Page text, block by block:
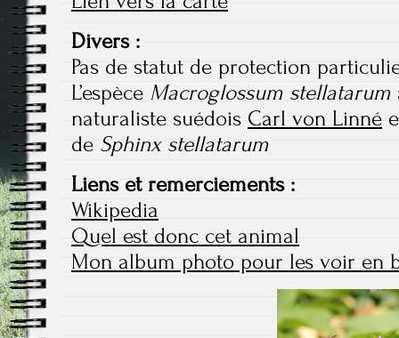
Divers :
Pas de statut de protection
L’espèce Macroglossum stellatarum
naturaliste suédois Carl von Linné
de Sphinx stellatarum
Liens et remerciements :
Wikipedia
Quel est donc cet animal
Mon album photo pour les voir en